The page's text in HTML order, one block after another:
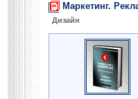
Маркетинг.
Дизайн